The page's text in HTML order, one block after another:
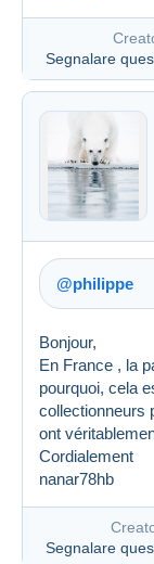
Creato 28
Segnalare
@philippe
Bonjour,
En France , la
pourquoi, cela
collectionneurs
ont
Cordialement
nanar78hb
Segnalare